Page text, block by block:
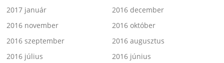
2017 január
2016 december
2016 november
2016 október
2016 szeptember
2016 augusztus
2016 július
2016 június